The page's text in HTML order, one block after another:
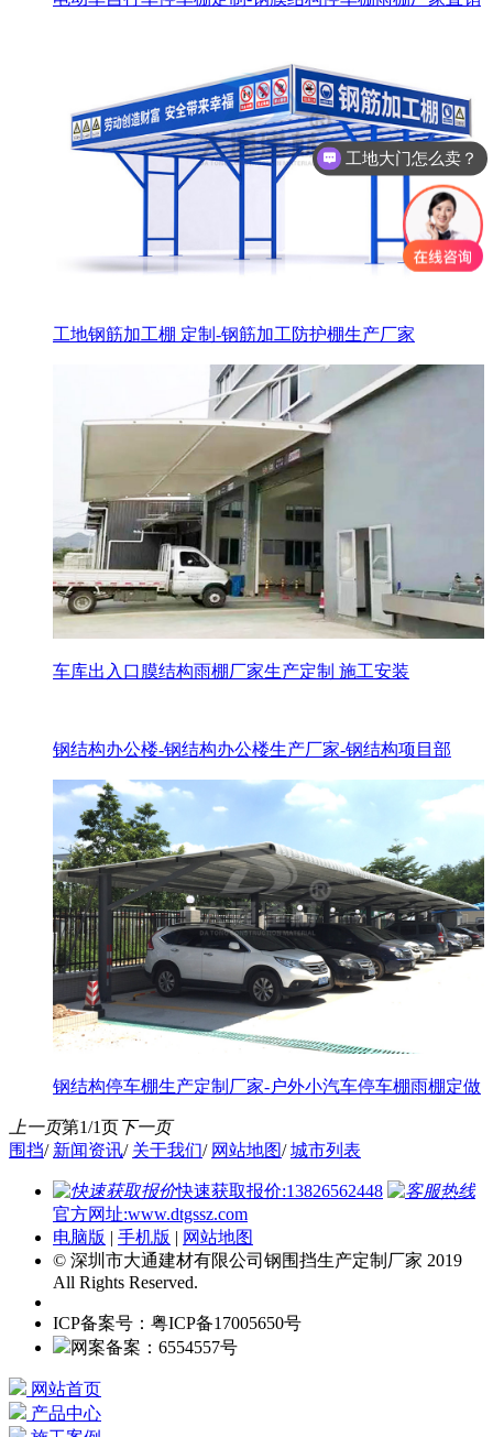
工地钢筋加工棚 定制-钢筋加工防护棚生产厂家
车库出入口膜结构雨棚厂家生产定制 施工安装
钢结构办公楼-钢结构办公楼生产厂家-钢结构项目部
钢结构停车棚生产定制厂家-户外小汽车停车棚雨棚定做
上一页第1/1页下一页
围挡/ 新闻资讯/ 关于我们/ 网站地图/城市列表
快速获取报价:13826562448
官方网址:www.dtgssz.com
电脑版 | 手机版 | 网站地图
© 深圳市大通建材有限公司钢围挡生产定制厂家 2019
All Rights Reserved.
ICP备案号：粤ICP备17005650号
网案备案：6554557号
网站首页
产品中心
工地大门怎么卖？